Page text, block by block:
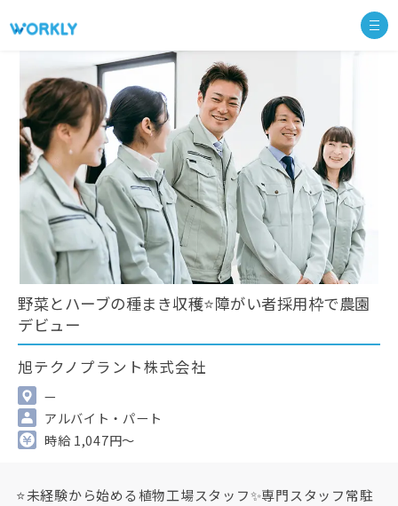
野菜とハーブの種まき収穫⭐障がい者採用枠で農園
デビュー
旭テクノプラント株式会社
—
アルバイト・パート
時給 1,047円～
⭐未経験から始める植物工場スタッフ✨専門スタッフ常駐